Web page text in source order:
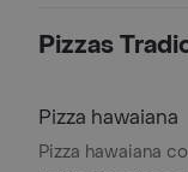
Pizzas
Pizza hawaiana
Pizza hawaiana